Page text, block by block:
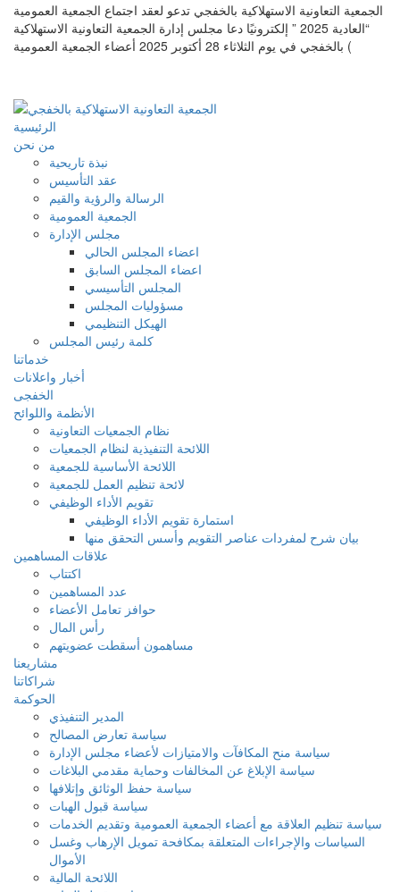
الجمعية التعاونية الاستهلاكية بالخفجي تدعو لعقد اجتماع الجمعية العمومية
“العادية 2025 ” إلكترونيًا دعا مجلس إدارة الجمعية التعاونية الاستهلاكية
بالخفجي في يوم الثلاثاء 28 أكتوبر 2025 أعضاء الجمعية العمومية (
الرئيسية
من نحن
نبذة تاريحية
عقد التأسيس
الرسالة والرؤية والقيم
الجمعية العمومية
مجلس الإدارة
اعضاء المجلس الحالي
اعضاء المجلس السابق
المجلس التأسيسي
مسؤوليات المجلس
الهيكل التنظيمي
كلمة رئيس المجلس
خدماتنا
أخبار واعلانات
الخفجى
الأنظمة واللوائح
نظام الجمعيات التعاونية
اللائحة التنفيذية لنظام الجمعيات
اللائحة الأساسية للجمعية
لائحة تنظيم العمل للجمعية
تقويم الأداء الوظيفي
استمارة تقويم الأداء الوظيفي
بيان شرح لمفردات عناصر التقويم وأسس التحقق منها
علاقات المساهمين
اكتتاب
عدد المساهمين
حوافز تعامل الأعضاء
رأس المال
مساهمون أسقطت عضويتهم
مشاريعنا
شراكاتنا
الحوكمة
المدير التنفيذي
سياسة تعارض المصالح
سياسة منح المكافآت والامتيازات لأعضاء مجلس الإدارة
سياسة الإبلاغ عن المخالفات وحماية مقدمي البلاغات
سياسة حفظ الوثائق وإتلافها
سياسة قبول الهبات
سياسة تنظيم العلاقة مع أعضاء الجمعية العمومية وتقديم الخدمات
السياسات والإجراءات المتعلقة بمكافحة تمويل الإرهاب وغسل
الأموال
اللائحة المالية